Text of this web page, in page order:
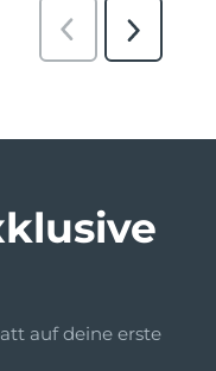
auf deine erste